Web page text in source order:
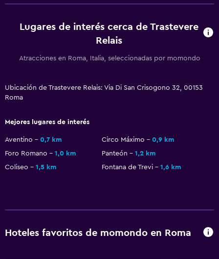
Lugares de interés cerca de Trastevere
Relais
Atracciones en Roma, Italia, seleccionadas por momondo
Ubicación de Trastevere Relais: Via Di San Crisogono 32, 00153
Roma
Mejores lugares de interés
Aventino 0,7 km Circo Máximo
0,9 km
Foro Romano
1,0 km Panteón
1,2 km
Coliseo
1,5 km Fontana de Trevi 1,6 km
Hoteles favoritos de momondo en Roma